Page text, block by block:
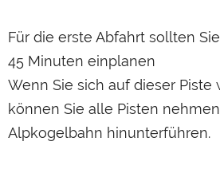
Für die erste Abfahrt sollten
45 Minuten einplanen
Wenn Sie sich auf dieser Piste
können Sie alle Pisten
Alpkogelbahn hinunterführen.